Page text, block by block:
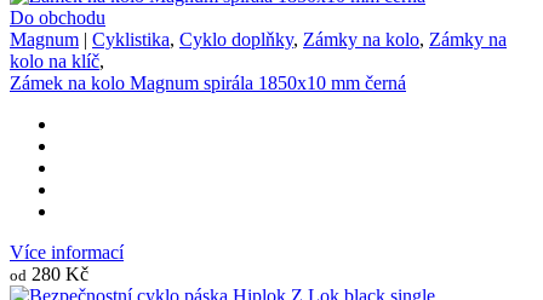
Do obchodu
Magnum | Cyklistika, Cyklo doplňky, Zámky na kolo, Zámky na
kolo na klíč,
Zámek na kolo Magnum spirála 1850x10 mm černá
Více informací
od 280 Kč